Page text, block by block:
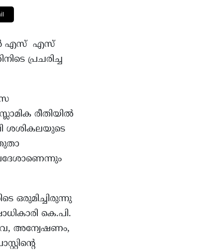
ആര്‍ എസ് എസ്
പ്രചരിച്ച
രീതിയില്‍
ശശികലയുടെ
ഒരുമിച്ചിരുന്നു
കെ.പി.
അന്വേഷണം,